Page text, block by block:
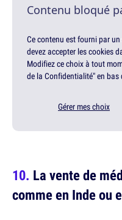
Contenu bloqué
Ce contenu est fourni par
devez accepter les cookies
Modifiez ce choix à tout
de la Confidentialité" en bas
Gérer mes choix
La vente de
comme en Inde ou